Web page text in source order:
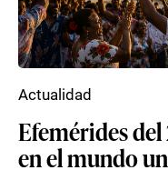
Efemérides del
en el mundo
Actualidad